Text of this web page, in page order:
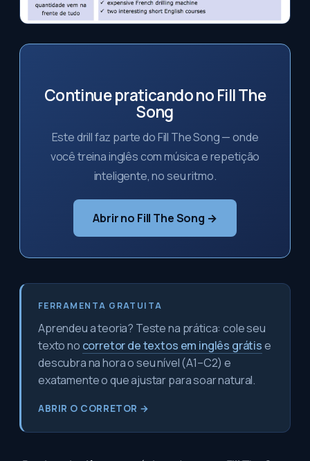
Continue praticando no Fill The
Song
Este drill faz parte do Fill The Song — onde
você treina inglês com música e repetição
inteligente, no seu ritmo.
Abrir no Fill The Song →
FERRAMENTA GRATUITA
Aprendeu a teoria? Teste na prática: cole seu
texto no corretor de textos em inglês grátise
descubra na hora o seu nível (A1–C2) e
exatamente o que ajustar para soar natural.
ABRIR O CORRETOR →